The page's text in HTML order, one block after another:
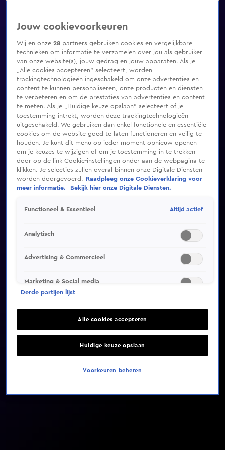
Video helaas niet gevonden
Jouw cookievoorkeuren
Wij en onze28 partners gebruiken cookies en vergelijkbare
technieken om informatie te verzamelen over jou als gebruiker
van onze website(s), jouw gedrag en jouw apparaten. Als je
„Alle cookies accepteren” selecteert, worden
trackingtechnologieën ingeschakeld om onze advertenties en
content te kunnen personaliseren, onze producten en diensten
te verbeteren en om de prestaties van advertenties en content
te meten. Als je „Huidige keuze opslaan” selecteert of je
toestemming intrekt, worden deze trackingtechnologieën
uitgeschakeld. We gebruiken dan enkel functionele en essentiële
cookies om de website goed te laten functioneren en veilig te
houden. Je kunt dit menu op ieder moment opnieuw openen
om je keuzes te wijzigen of om je toestemming in te trekken
door op de link Cookie-instellingen onder aan de webpagina te
klikken. Je selecties zullen overal binnen onze Digitale Diensten
worden doorgevoerd.
Raadpleeg onze Cookieverklaring voor
meer informatie.
Bekijk hier onze Digitale Diensten.
Functioneel & Essentieel Altijd actief
Analytisch
Advertising & Commercieel
Marketing & Social media
Derde partijen lijst
Alle cookies accepteren
Huidige keuze opslaan
Voorkeuren beheren